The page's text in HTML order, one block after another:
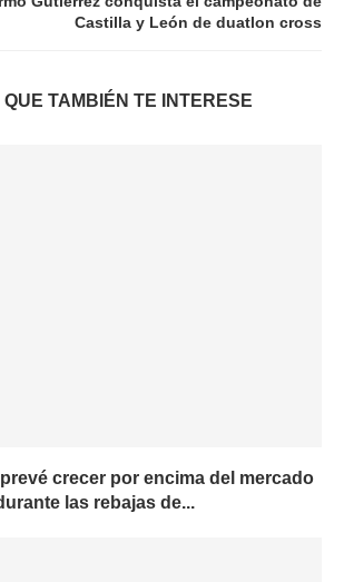
Castilla y León de duatlon cross
QUE TAMBIÉN TE INTERESE
crecer por encima del mercado
las rebajas de...